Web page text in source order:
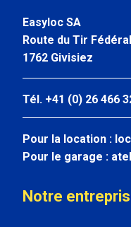
Easyloc SA
Route du Tir
1762 Givisiez
Tél. +41 (0) 26 466
Pour la location :
Pour le garage :
Notre